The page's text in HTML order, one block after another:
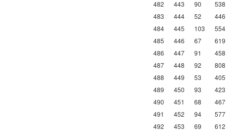
482 443 90
538
483
444 52
446
484
445 103
554
485
446 67
619
486
447 91
458
487
448 92
808
488
449 53
405
489
450 93
423
490
451 68
467
491
452 94
577
492
453 69
612